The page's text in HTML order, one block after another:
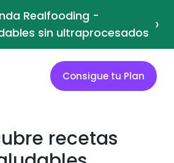
Realfooding -
sin ultraprocesados ›
Consigue tu Plan
recetas